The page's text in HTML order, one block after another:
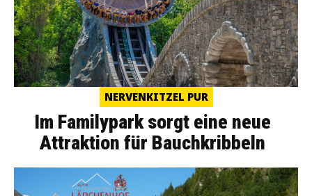
NERVENKITZEL PUR
Im Familypark sorgt eine neue
Attraktion für Bauchkribbeln